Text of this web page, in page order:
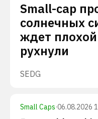
Small-cap
солнечных
ждет
рухнули
SEDG
Small Caps·06.08.2026